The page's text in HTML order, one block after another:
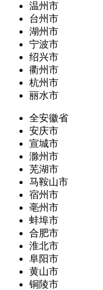
温州市
台州市
湖州市
宁波市
绍兴市
衢州市
杭州市
丽水市
全安徽省
安庆市
宣城市
滁州市
芜湖市
马鞍山市
宿州市
亳州市
蚌埠市
合肥市
淮北市
阜阳市
黄山市
铜陵市